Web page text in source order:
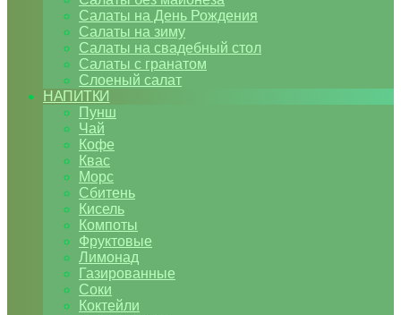
Салаты на День Рождения
Салаты на зиму
Салаты на свадебный стол
Салаты с гранатом
Слоеный салат
НАПИТКИ
Пунш
Чай
Кофе
Квас
Морс
Сбитень
Кисель
Компоты
Фруктовые
Лимонад
Газированные
Соки
Коктейли